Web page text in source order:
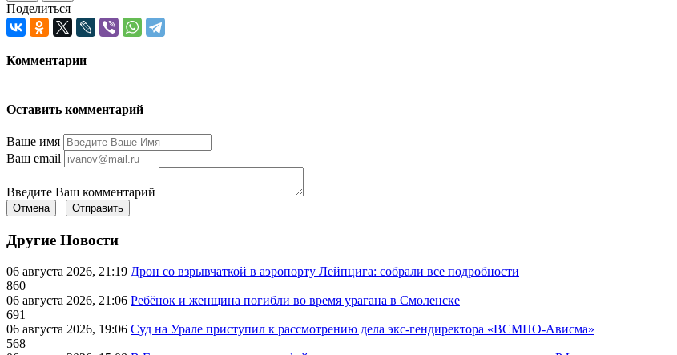
Поделиться
Комментарии
Оставить комментарий
Ваше имя
Ваш email
Введите Ваш комментарий
Отмена Отправить
Другие Новости
06 августа 2026, 21:19 Дрон со взрывчаткой в аэропорту Лейпцига: собрали все подробности
860
06 августа 2026, 21:06 Ребёнок и женщина погибли во время урагана в Смоленске
691
06 августа 2026, 19:06 Суд на Урале приступил к рассмотрению дела экс-гендиректора «ВСМПО-Ависма»
568